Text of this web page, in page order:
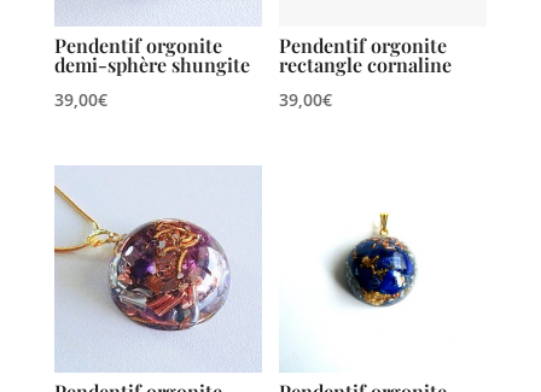
Pendentif orgonite
demi-sphère shungite
39,00€
Pendentif orgonite
rectangle cornaline
39,00€